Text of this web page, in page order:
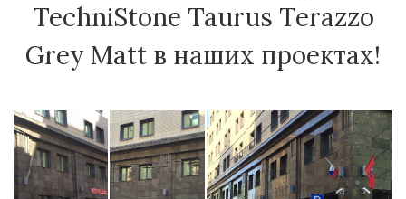
TechniStone Taurus Terazzo
Grey Matt в наших проектах!